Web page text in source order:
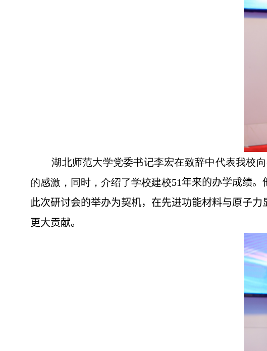
湖北师范大学党委书记李宏在致辞中代表我校
的感激，同时，介绍了学校建校51年来的办学成绩。
此次研讨会的举办为契机，在先进功能材料与原子
更大贡献。